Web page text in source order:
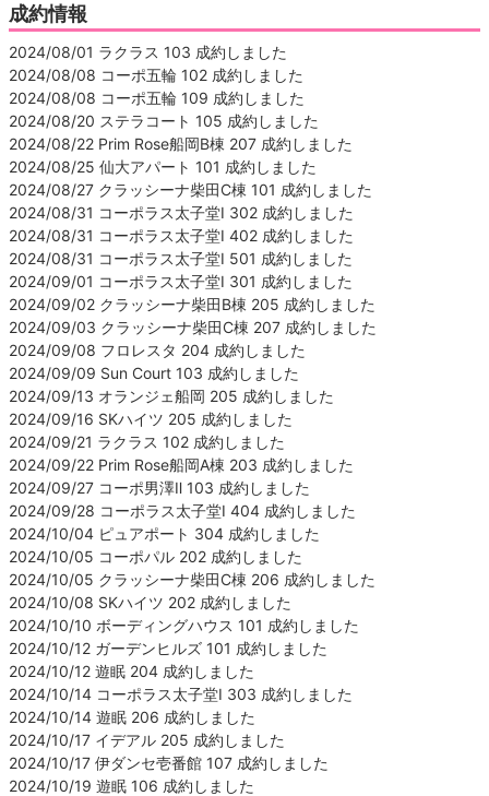
成約情報
2024/08/01 ラクラス 103 成約しました
2024/08/08 コーポ五輪 102 成約しました
2024/08/08 コーポ五輪 109 成約しました
2024/08/20 ステラコート 105 成約しました
2024/08/22 Prim Rose船岡B棟 207 成約しました
2024/08/25 仙大アパート 101 成約しました
2024/08/27 クラッシーナ柴田C棟 101 成約しました
2024/08/31 コーポラス太子堂Ⅰ 302 成約しました
2024/08/31 コーポラス太子堂Ⅰ 402 成約しました
2024/08/31 コーポラス太子堂Ⅰ 501 成約しました
2024/09/01 コーポラス太子堂Ⅰ 301 成約しました
2024/09/02 クラッシーナ柴田B棟 205 成約しました
2024/09/03 クラッシーナ柴田C棟 207 成約しました
2024/09/08 フロレスタ 204 成約しました
2024/09/09 Sun Court 103 成約しました
2024/09/13 オランジェ船岡 205 成約しました
2024/09/16 SKハイツ 205 成約しました
2024/09/21 ラクラス 102 成約しました
2024/09/22 Prim Rose船岡A棟 203 成約しました
2024/09/27 コーポ男澤Ⅱ 103 成約しました
2024/09/28 コーポラス太子堂Ⅰ 404 成約しました
2024/10/04 ピュアポート 304 成約しました
2024/10/05 コーポパル 202 成約しました
2024/10/05 クラッシーナ柴田C棟 206 成約しました
2024/10/08 SKハイツ 202 成約しました
2024/10/10 ボーディングハウス 101 成約しました
2024/10/12 ガーデンヒルズ 101 成約しました
2024/10/12 遊眠 204 成約しました
2024/10/14 コーポラス太子堂Ⅰ 303 成約しました
2024/10/14 遊眠 206 成約しました
2024/10/17 イデアル 205 成約しました
2024/10/17 伊ダンセ壱番館 107 成約しました
2024/10/19 遊眠 106 成約しました